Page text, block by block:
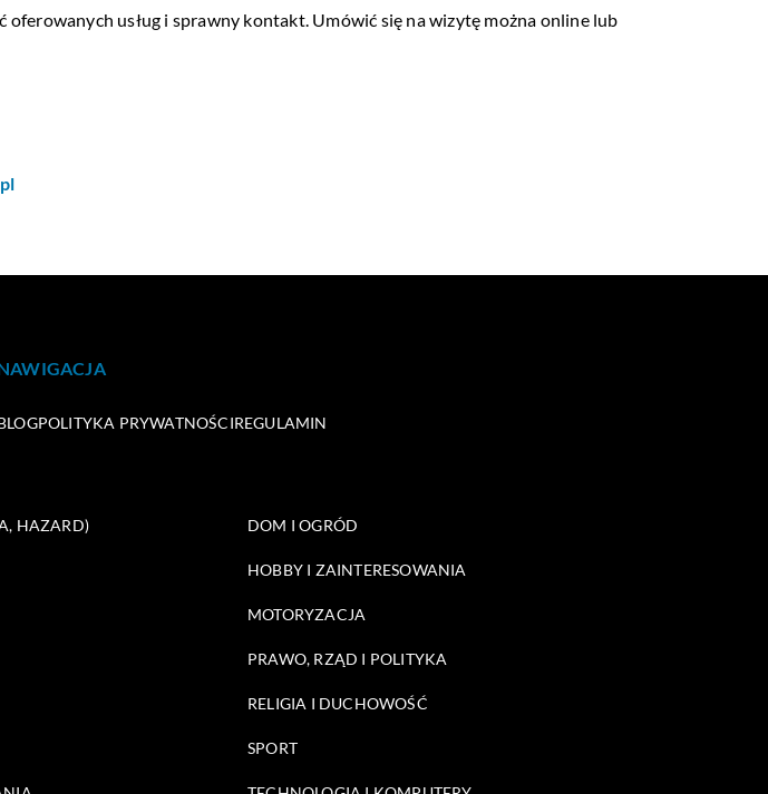
usług i sprawny kontakt. Umówić się na wizytę można online lub
POLITYKA PRYWATNOŚCIREGULAMIN
HAZARD) DOM I OGRÓD
HOBBY I ZAINTERESOWANIA
MOTORYZACJA
PRAWO, RZĄD I POLITYKA
RELIGIA I DUCHOWOŚĆ
SPORT